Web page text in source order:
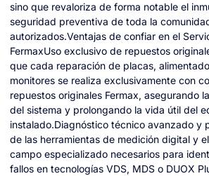
sino que revaloriza de forma notable el
seguridad preventiva de toda la
autorizados.Ventajas de confiar en el
FermaxUso exclusivo de repuestos
que cada reparación de placas,
monitores se realiza exclusivamente con
repuestos originales Fermax, asegurando
del sistema y prolongando la vida útil del
instalado.Diagnóstico técnico avanzado y
de las herramientas de medición digital y
campo especializado necesarios para
fallos en tecnologías VDS, MDS o DUOX